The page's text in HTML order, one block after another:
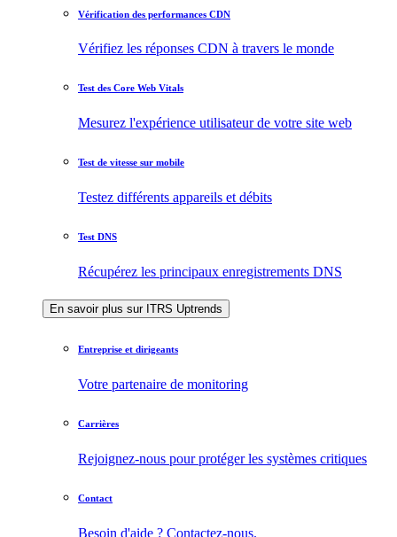
Vérification des performances CDN
Vérifiez les réponses CDN à travers le monde
Test des Core Web Vitals
Mesurez l'expérience utilisateur de votre site web
Test de vitesse sur mobile
Testez différents appareils et débits
Test DNS
Récupérez les principaux enregistrements DNS
En savoir plus sur ITRS Uptrends
Entreprise et dirigeants
Votre partenaire de monitoring
Carrières
Rejoignez-nous pour protéger les systèmes critiques
Contact
Besoin d'aide ? Contactez-nous.